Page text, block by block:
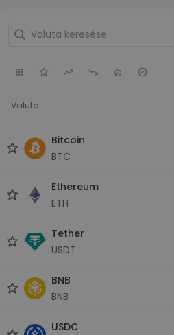
Valuta
Bitcoin
BTC
Ethereum
ETH
Tether
USDT
BNB
BNB
USDC